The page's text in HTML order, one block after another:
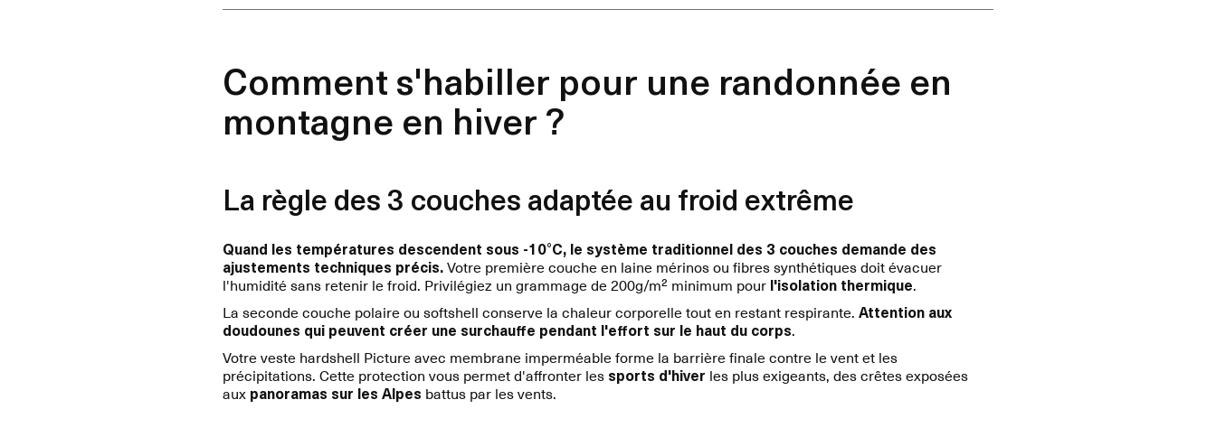
Comment s'habiller pour une randonnée en
montagne en hiver ?
La règle des 3 couches adaptée au froid extrême
Quand les températures descendent sous -10°C, le système traditionnel des 3 couches demande des
ajustements techniques précis.Votre première couche en laine mérinos ou fibres synthétiques doit évacuer
l'humidité sans retenir le froid. Privilégiez un grammage de 200g/m² minimum pour l'isolation thermique.
La seconde couche polaire ou softshell conserve la chaleur corporelle tout en restant respirante. Attention aux
doudounes qui peuvent créer une surchauffe pendant l'effort sur le haut du corps.
Votre veste hardshell Picture avec membrane imperméable forme la barrière finale contre le vent et les
précipitations. Cette protection vous permet d'affronter les sports d'hiver les plus exigeants, des crêtes exposées
aux panoramas sur les Alpes battus par les vents.